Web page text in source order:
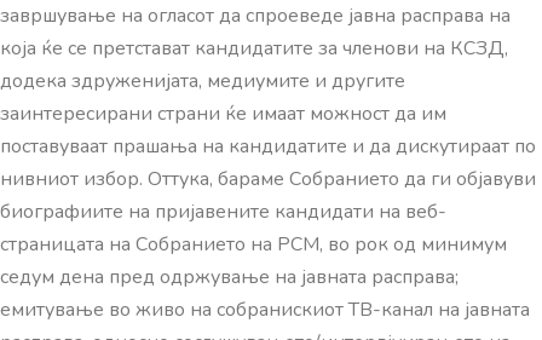
завршување на огласот да спроеведе јавна расправа на
која ќе се претстават кандидатите за членови на КСЗД,
додека здруженијата, медиумите и другите
заинтересирани страни ќе имаат можност да им
поставуваат прашања на кандидатите и да дискутираат по
нивниот избор. Оттука, бараме Собранието да ги објавуви
биографиите на пријавените кандидати на веб-
страницата на Собранието на РСМ, во рок од минимум
седум дена пред одржување на јавната расправа;
емитување во живо на собранискиот ТВ-канал на јавната